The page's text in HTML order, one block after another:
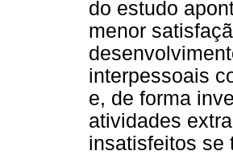
do estudo
menor
interpessoais
e, de forma
atividades
insatisfeitos se